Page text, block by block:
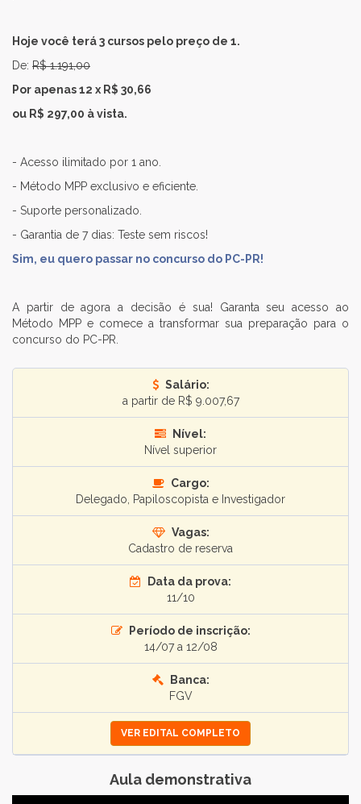
Hoje você terá 3 cursos pelo preço de 1.
De: R$ 1.191,00
Por apenas 12 x R$ 30,66
ou R$ 297,00 à vista.
- Acesso ilimitado por 1 ano.
- Método MPP exclusivo e eficiente.
- Suporte personalizado.
- Garantia de 7 dias: Teste sem riscos!
Sim, eu quero passar no concurso do PC-PR!
A partir de agora a decisão é sua! Garanta seu acesso ao
Método MPP e comece a transformar sua preparação para o
concurso do PC-PR.
Salário:
a partir de R$ 9.007,67
Nível:
Nível superior
Cargo:
Delegado, Papiloscopista e Investigador
Vagas:
Cadastro de reserva
Data da prova:
11/10
Período de inscrição:
14/07 a 12/08
Banca:
FGV
VER EDITAL COMPLETO
Aula demonstrativa